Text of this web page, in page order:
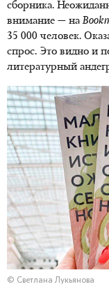
сборника.
внимание — на
35 000 человек.
спрос. Это видно и
литературный
© Светлана Лукьянова